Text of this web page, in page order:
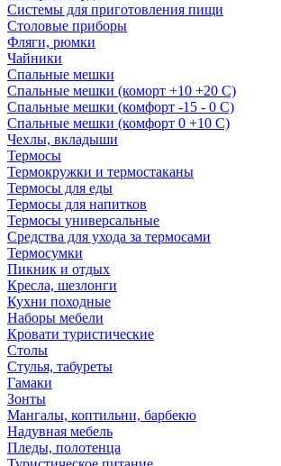
Системы для приготовления пищи
Столовые приборы
Фляги, рюмки
Чайники
Спальные мешки
Спальные мешки (коморт +10 +20 С)
Спальные мешки (комфорт -15 - 0 С)
Спальные мешки (комфорт 0 +10 С)
Чехлы, вкладыши
Термосы
Термокружки и термостаканы
Термосы для еды
Термосы для напитков
Термосы универсальные
Средства для ухода за термосами
Термосумки
Пикник и отдых
Кресла, шезлонги
Кухни походные
Наборы мебели
Кровати туристические
Столы
Стулья, табуреты
Гамаки
Зонты
Мангалы, коптильни, барбекю
Надувная мебель
Пледы, полотенца